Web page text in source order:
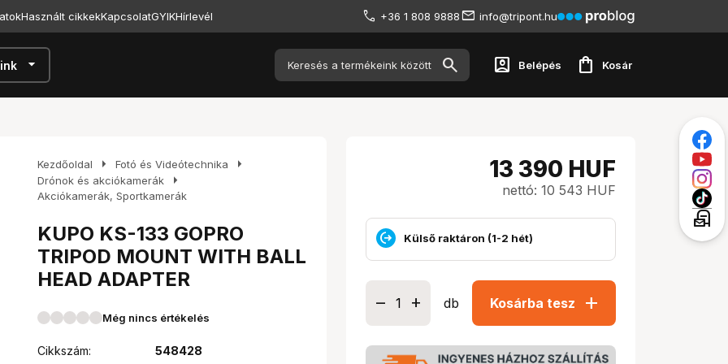
Használt cikkekKapcsolatGYIKHírlevél +36 1 808 9888 info@tripont.hu
arrow_drop_down account_box Belépés shopping_bag Kosár
Kezdőoldal arrow_right Fotó és Videótechnika arrow_right
Drónok és akciókamerák arrow_right
Akciókamerák, Sportkamerák
KUPO KS-133 GOPRO
TRIPOD MOUNT WITH BALL
HEAD ADAPTER
Még nincs értékelés
Cikkszám:
548428
13 390 HUF
nettó: 10 543 HUF
Külső raktáron (1-2 hét)
db Kosárba tesz add
local_post_office